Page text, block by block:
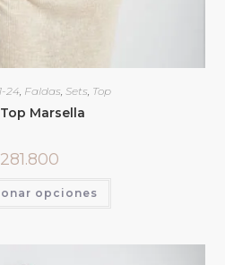
24 Faldas Sets Top
Marsella
281.800
opciones